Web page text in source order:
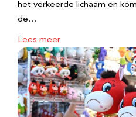
het verkeerde lichaam en
de…
Lees meer